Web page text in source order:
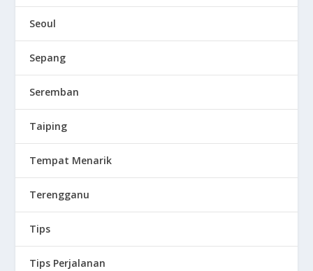
Seoul
Sepang
Seremban
Taiping
Tempat Menarik
Terengganu
Tips
Tips Perjalanan